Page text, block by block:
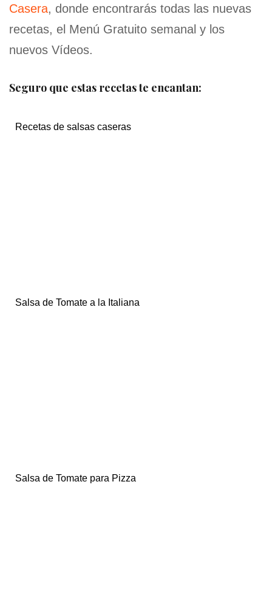
Casera, donde encontrarás todas las nuevas
recetas, el Menú Gratuito semanal y los
nuevos Vídeos.
Seguro que estas recetas te encantan:
Recetas de salsas caseras
Salsa de Tomate a la Italiana
Salsa de Tomate para Pizza